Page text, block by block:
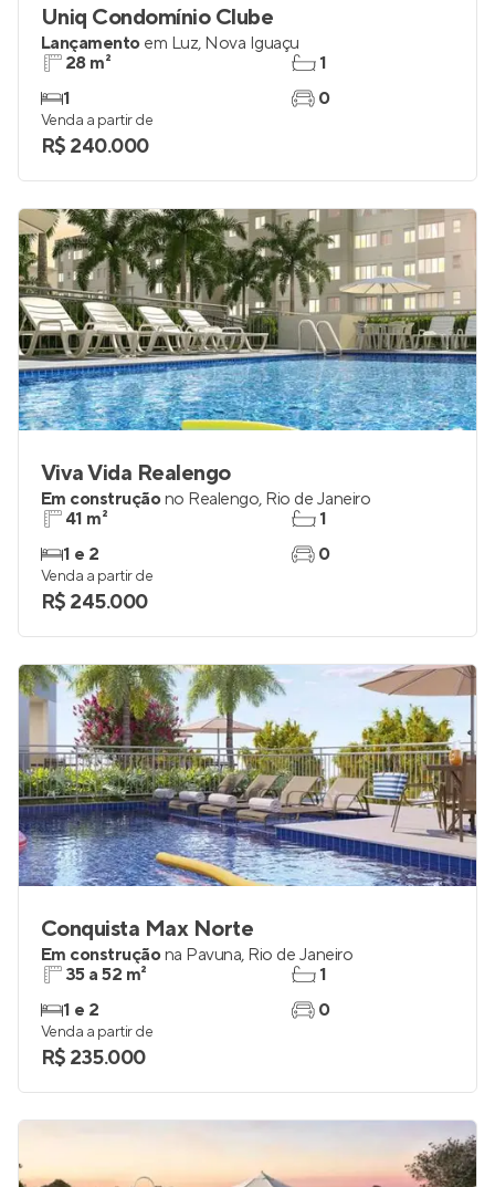
Uniq Condomínio Clube
Lançamento em Luz, Nova Iguaçu
28 m²
1
1
0
Venda a partir de
R$ 240.000
Viva Vida Realengo
Em construçãono Realengo, Rio de Janeiro
41 m²
1 e 2
1
0
Venda a partir de
R$ 245.000
Conquista Max Norte
Em construçãona Pavuna, Rio de Janeiro
35 a 52 m²
1 e 2
1
0
Venda a partir de
R$ 235.000